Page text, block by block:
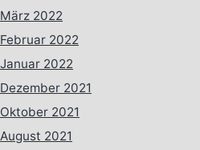
März 2022
Februar 2022
Januar 2022
Dezember 2021
Oktober 2021
August 2021